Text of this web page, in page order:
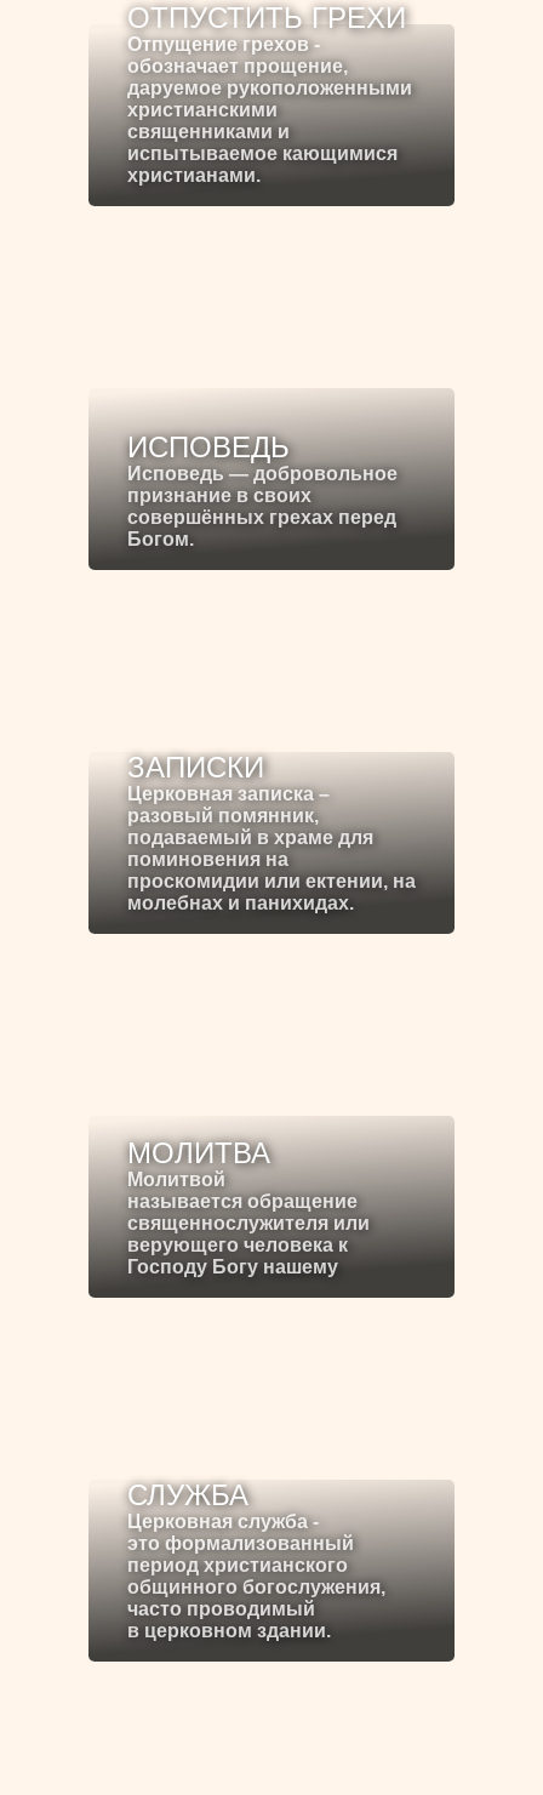
ОТПУСТИТЬ ГРЕХИ
Отпущение грехов -
обозначает прощение,
даруемое рукоположенными
христианскими
священниками и
испытываемое кающимися
христианами.
ИСПОВЕДЬ
Исповедь — добровольное
признание в своих
совершённых грехах перед
Богом.
ЗАПИСКИ
Церковная записка –
разовый помянник,
подаваемый в храме для
поминовения на
проскомидии или ектении, на
молебнах и панихидах.
МОЛИТВА
Молитвой
называется обращение
священнослужителя или
верующего человека к
Господу Богу нашему
СЛУЖБА
Церковная служба -
это формализованный
период христианского
общинного богослужения,
часто проводимый
в церковном здании.